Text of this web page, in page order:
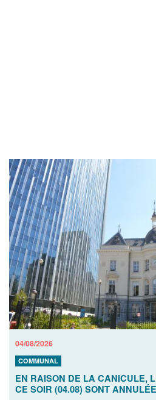
04/08/2026
COMMUNAL
EN RAISON DE LA CANICULE,
CE SOIR (04.08) SONT